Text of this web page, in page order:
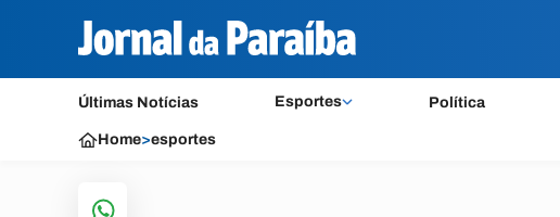
Últimas Notícias Esportes Política
Home>esportes